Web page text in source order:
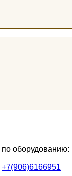
по оборудованию:
+7(906)6166951